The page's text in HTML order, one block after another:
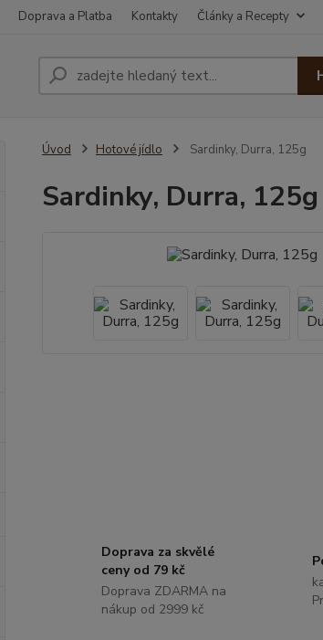
Doprava a Platba Kontakty Články a Recepty
Úvod Hotové jídlo Sardinky, Durra, 125g
Sardinky, Durra, 125g
Doprava za skvělé
ceny od 79 kč
Doprava ZDARMA na
nákup od 2999 kč